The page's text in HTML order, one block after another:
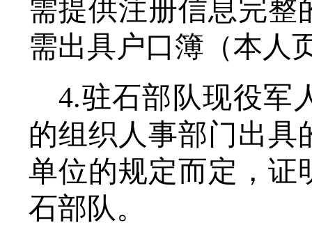
需提供注册信息完整
需出具户口簿（本人
4.驻石部队现役军
的组织人事部门出具
单位的规定而定，证
石部队。